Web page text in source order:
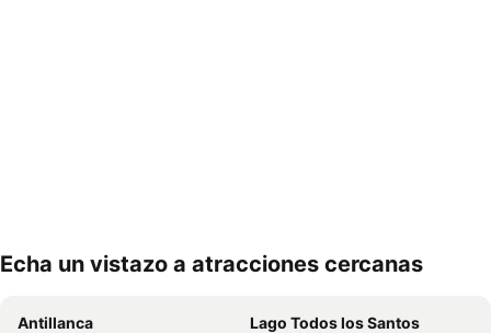
Echa un vistazo a atracciones cercanas
Antillanca
Lago Todos los Santos